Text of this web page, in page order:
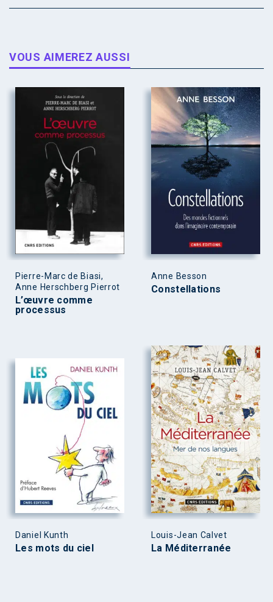
VOUS AIMEREZ AUSSI
Pierre-Marc de Biasi,
Anne Herschberg Pierrot
L’œuvre comme
processus
Anne Besson
Constellations
Daniel Kunth
Les mots du ciel
Louis-Jean Calvet
La Méditerranée